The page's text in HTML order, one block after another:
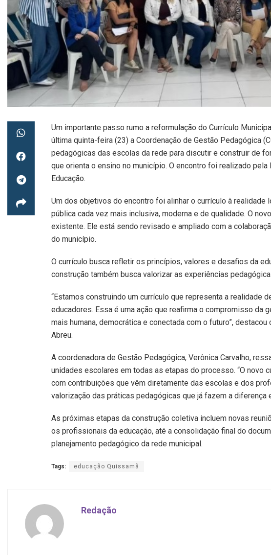
Um importante passo rumo a reformulação do Currículo
última quinta-feira (23) a Coordenação de Gestão Pedagógica
pedagógicas das escolas da rede para discutir e construir de
que orienta o ensino no município. O encontro foi realizado
Educação.
Um dos objetivos do encontro foi alinhar o currículo à realidade
pública cada vez mais inclusiva, moderna e de qualidade. O
existente. Ele está sendo revisado e ampliado com a
do município.
O currículo busca refletir os princípios, valores e desafios da
construção também busca valorizar as experiências
“Estamos construindo um currículo que representa a
educadores. Essa é uma ação que reafirma o compromisso da
mais humana, democrática e conectada com o futuro”,
Abreu.
A coordenadora de Gestão Pedagógica, Verônica Carvalho,
unidades escolares em todas as etapas do processo. “O novo
com contribuições que vêm diretamente das escolas e dos
valorização das práticas pedagógicas que já fazem a diferença
As próximas etapas da construção coletiva incluem novas
os profissionais da educação, até a consolidação final do
planejamento pedagógico da rede municipal.
Tags: educação Quissamã
Redação